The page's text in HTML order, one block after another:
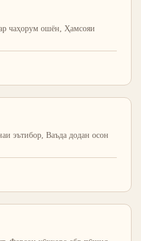
чаҳорум ошён, Ҳамсояи
эътибор, Ваъда додан осон